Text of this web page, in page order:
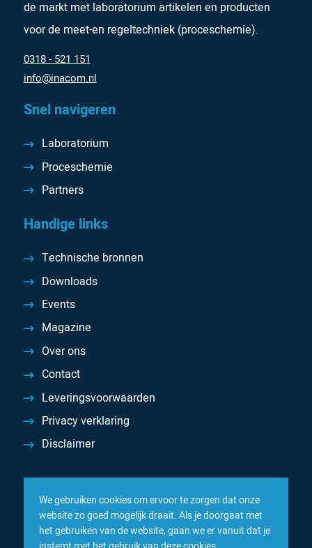
de markt met laboratorium artikelen en producten
voor de meet-en regeltechniek (proceschemie).
0318 - 521 151
info@inacom.nl
Snel navigeren
Laboratorium
Proceschemie
Partners
Handige links
Technische bronnen
Downloads
Events
Magazine
Over ons
Contact
Leveringsvoorwaarden
Privacy verklaring
Disclaimer
We gebruiken cookies om ervoor te zorgen dat onze
website zo goed mogelijk draait. Als je doorgaat met
het gebruiken van de website, gaan we er vanuit dat je